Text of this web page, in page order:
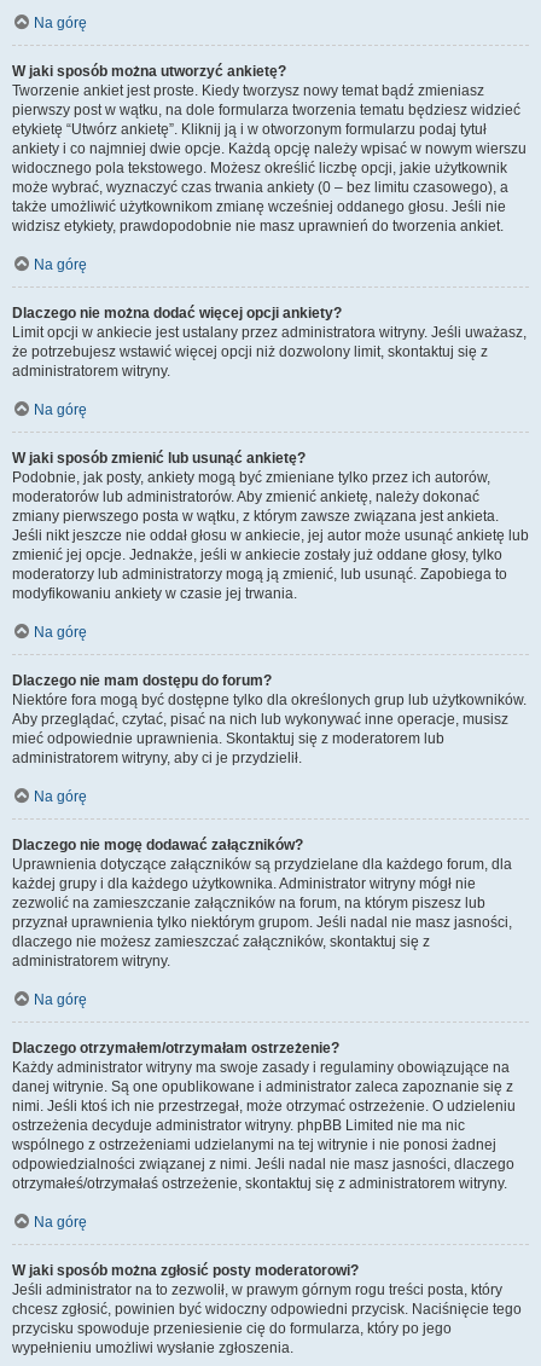
Na górę
W jaki sposób można utworzyć ankietę?
Tworzenie ankiet jest proste. Kiedy tworzysz nowy temat bądź zmieniasz
pierwszy post w wątku, na dole formularza tworzenia tematu będziesz widzieć
etykietę “Utwórz ankietę”. Kliknij ją i w otworzonym formularzu podaj tytuł
ankiety i co najmniej dwie opcje. Każdą opcję należy wpisać w nowym wierszu
widocznego pola tekstowego. Możesz określić liczbę opcji, jakie użytkownik
może wybrać, wyznaczyć czas trwania ankiety (0 – bez limitu czasowego), a
także umożliwić użytkownikom zmianę wcześniej oddanego głosu. Jeśli nie
widzisz etykiety, prawdopodobnie nie masz uprawnień do tworzenia ankiet.
Na górę
Dlaczego nie można dodać więcej opcji ankiety?
Limit opcji w ankiecie jest ustalany przez administratora witryny. Jeśli uważasz,
że potrzebujesz wstawić więcej opcji niż dozwolony limit, skontaktuj się z
administratorem witryny.
Na górę
W jaki sposób zmienić lub usunąć ankietę?
Podobnie, jak posty, ankiety mogą być zmieniane tylko przez ich autorów,
moderatorów lub administratorów. Aby zmienić ankietę, należy dokonać
zmiany pierwszego posta w wątku, z którym zawsze związana jest ankieta.
Jeśli nikt jeszcze nie oddał głosu w ankiecie, jej autor może usunąć ankietę lub
zmienić jej opcje. Jednakże, jeśli w ankiecie zostały już oddane głosy, tylko
moderatorzy lub administratorzy mogą ją zmienić, lub usunąć. Zapobiega to
modyfikowaniu ankiety w czasie jej trwania.
Na górę
Dlaczego nie mam dostępu do forum?
Niektóre fora mogą być dostępne tylko dla określonych grup lub użytkowników.
Aby przeglądać, czytać, pisać na nich lub wykonywać inne operacje, musisz
mieć odpowiednie uprawnienia. Skontaktuj się z moderatorem lub
administratorem witryny, aby ci je przydzielił.
Na górę
Dlaczego nie mogę dodawać załączników?
Uprawnienia dotyczące załączników są przydzielane dla każdego forum, dla
każdej grupy i dla każdego użytkownika. Administrator witryny mógł nie
zezwolić na zamieszczanie załączników na forum, na którym piszesz lub
przyznał uprawnienia tylko niektórym grupom. Jeśli nadal nie masz jasności,
dlaczego nie możesz zamieszczać załączników, skontaktuj się z
administratorem witryny.
Na górę
Dlaczego otrzymałem/otrzymałam ostrzeżenie?
Każdy administrator witryny ma swoje zasady i regulaminy obowiązujące na
danej witrynie. Są one opublikowane i administrator zaleca zapoznanie się z
nimi. Jeśli ktoś ich nie przestrzegał, może otrzymać ostrzeżenie. O udzieleniu
ostrzeżenia decyduje administrator witryny. phpBB Limited nie ma nic
wspólnego z ostrzeżeniami udzielanymi na tej witrynie i nie ponosi żadnej
odpowiedzialności związanej z nimi. Jeśli nadal nie masz jasności, dlaczego
otrzymałeś/otrzymałaś ostrzeżenie, skontaktuj się z administratorem witryny.
Na górę
W jaki sposób można zgłosić posty moderatorowi?
Jeśli administrator na to zezwolił, w prawym górnym rogu treści posta, który
chcesz zgłosić, powinien być widoczny odpowiedni przycisk. Naciśnięcie tego
przycisku spowoduje przeniesienie cię do formularza, który po jego
wypełnieniu umożliwi wysłanie zgłoszenia.